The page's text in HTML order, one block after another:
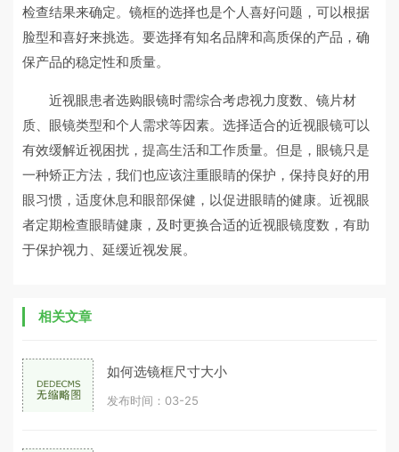
检查结果来确定。镜框的选择也是个人喜好问题，可以根据
脸型和喜好来挑选。要选择有知名品牌和高质保的产品，确
保产品的稳定性和质量。
近视眼患者选购眼镜时需综合考虑视力度数、镜片材
质、眼镜类型和个人需求等因素。选择适合的近视眼镜可以
有效缓解近视困扰，提高生活和工作质量。但是，眼镜只是
一种矫正方法，我们也应该注重眼睛的保护，保持良好的用
眼习惯，适度休息和眼部保健，以促进眼睛的健康。近视眼
者定期检查眼睛健康，及时更换合适的近视眼镜度数，有助
于保护视力、延缓近视发展。
相关文章
如何选镜框尺寸大小
发布时间：03-25